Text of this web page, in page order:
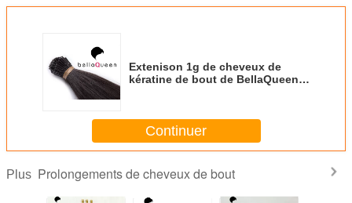
Extenison 1g de cheveux de
kératine de bout de BellaQueen I
Continuer
Plus Prolongements de cheveux de bout